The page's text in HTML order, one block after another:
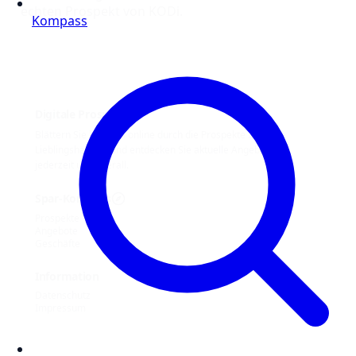
echten Prospekt von KODi.
Digitale Prospekte
Blättern Sie bequem online durch die Prospekte Ihrer
Lieblingshändler und entdecken Sie aktuelle Angebote –
jederzeit und überall.
Spar-Kompass
Kompass